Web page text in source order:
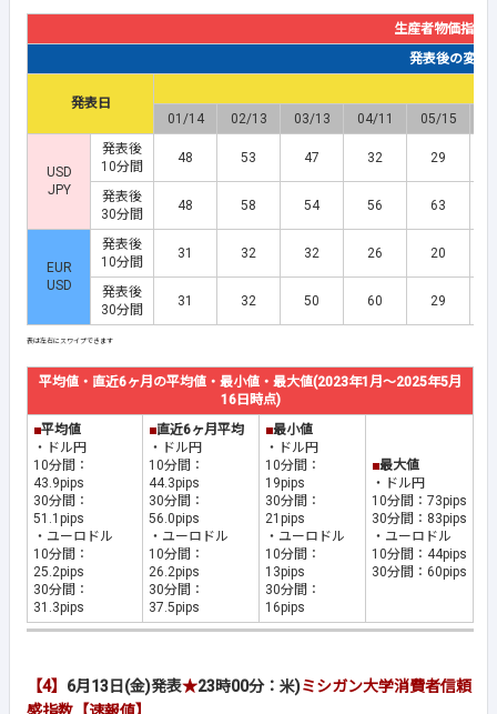
生産者物価指数
発表後の変動
発表日
01/14
02/13 03/13 04/11 05/15
USD
JPY
発表後
10分間
48 53 47 32 29
発表後
30分間
48 58 54 56 63
EUR
USD
発表後
10分間
31 32 32 26 20
発表後
30分間
31 32 50 60 29
平均値・直近6ヶ月の平均値・最小値・最大値(2023年1月～2025年5月
16日時点)
■平均値
・ドル円
10分間：
43.9pips
30分間：
51.1pips
・ユーロドル
10分間：
25.2pips
30分間：
31.3pips
■直近6ヶ月平均
・ドル円
10分間：
44.3pips
30分間：
56.0pips
・ユーロドル
10分間：
26.2pips
30分間：
37.5pips
■最小値
・ドル円
10分間：
19pips
30分間：
21pips
・ユーロドル
10分間：
13pips
30分間：
16pips
■最大値
・ドル円
10分間：73pips
30分間：83pips
・ユーロドル
10分間：44pips
30分間：60pips
【4】 6月13日(金)発表★23時00分：米)ミシガン大学消費者信頼